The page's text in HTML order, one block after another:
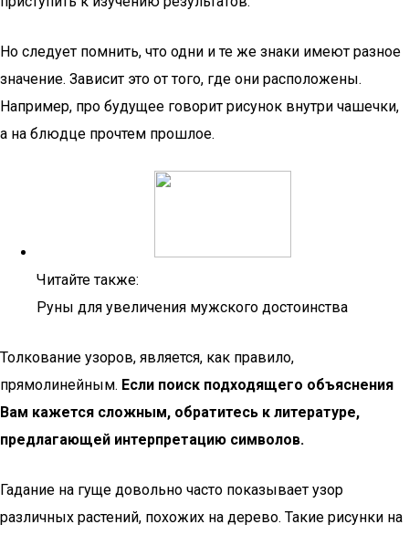
Но следует помнить, что одни и те же знаки имеют разное
значение. Зависит это от того, где они расположены.
Например, про будущее говорит рисунок внутри чашечки,
а на блюдце прочтем прошлое.
Читайте также:
Руны для увеличения мужского достоинства
Толкование узоров, является, как правило,
прямолинейным. Если поиск подходящего объяснения
Вам кажется сложным, обратитесь к литературе,
предлагающей интерпретацию символов.
Гадание на гуще довольно часто показывает узор
различных растений, похожих на дерево. Такие рисунки на